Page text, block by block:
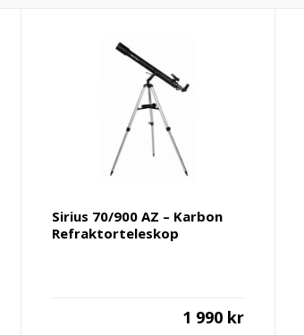
Sirius 70/900 AZ – Karbon
Refraktorteleskop
1 990 kr